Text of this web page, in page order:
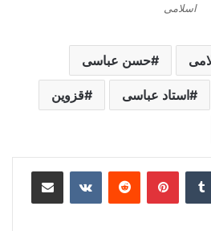
اسلامی
حسن عباسی
استاد عباسی قزوین
‫تامبلر ‫پین‌ترست‫رددیت ‫VKontakteاشتراک گذاری از طریق ایمیل